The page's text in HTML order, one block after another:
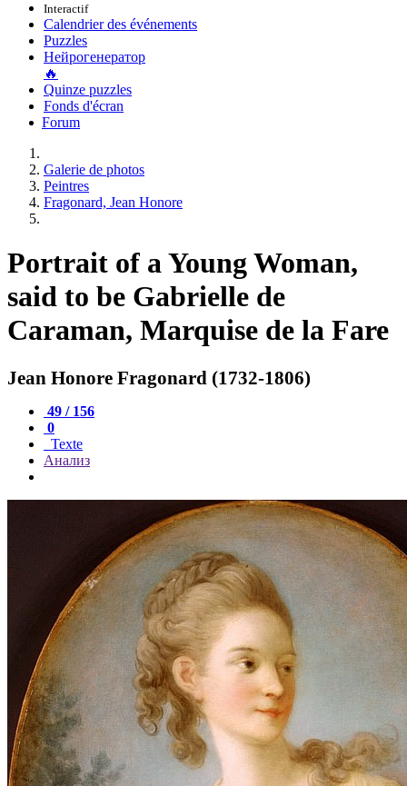
Interactif
Calendrier des événements
Puzzles
Нейрогенератор
🔥
Quinze puzzles
Fonds d'écran
Forum
Galerie de photos
Peintres
Fragonard, Jean Honore
Portrait of a Young Woman,
said to be Gabrielle de
Caraman, Marquise de la Fare
Jean Honore Fragonard (1732-1806)
49 / 156
0
Texte
Анализ